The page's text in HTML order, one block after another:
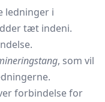
ledninger i
tæt indeni.
, som vil
forbindelse for